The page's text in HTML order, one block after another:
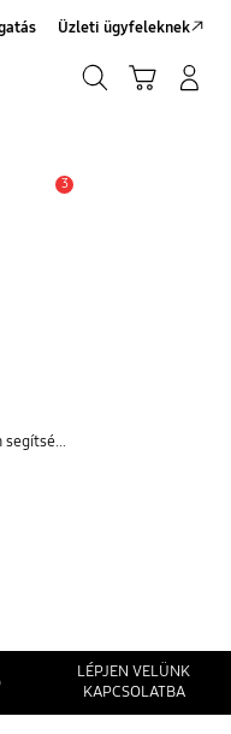
Üzleti ügyfeleknek
3
LÉPJEN VELÜNK
KAPCSOLATBA